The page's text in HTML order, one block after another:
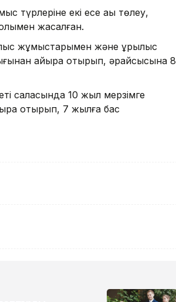
түрлеріне екі есе ақы төлеу,
жасалған.
жұмыстарымен және құрылыс
айыра отырып, әрқайсысына 8
саласында 10 жыл мерзімге
отырып, 7 жылға бас